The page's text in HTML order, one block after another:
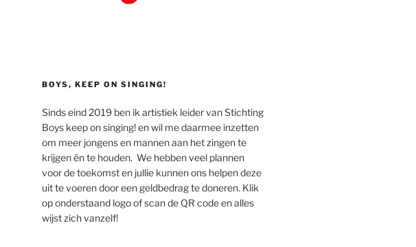
BOYS, KEEP ON SINGING!
Sinds eind 2019 ben ik artistiek leider van Stichting
Boys keep on singing! en wil me daarmee inzetten
om meer jongens en mannen aan het zingen te
krijgen én te houden. We hebben veel plannen
voor de toekomst en jullie kunnen ons helpen deze
uit te voeren door een geldbedrag te doneren. Klik
op onderstaand logo of scan de QR code en alles
wijst zich vanzelf!